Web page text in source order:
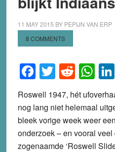
11 MAY 2015 BY PEPIJN VAN ERP
8 COMMENTS
Facebook
Twitter
Roswell 1947, hét
nog lang niet helemaal
bleek vorige week weer
onderzoek – en vooral
zogenaamde ‘Roswell